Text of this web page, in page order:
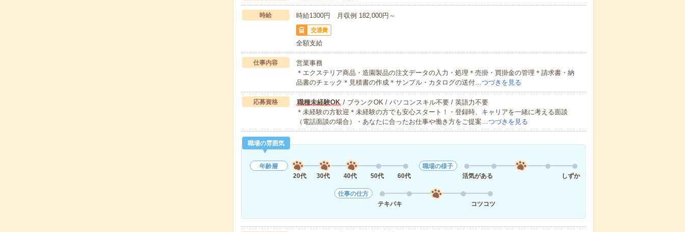
時給 時給1300円 月収例 182,000円～
交通費
全額支給
仕事内容
営業事務
＊エクステリア商品・造園製品の注文データの入力・処理＊売掛・買掛金の管理＊請求書・納
品書のチェック＊見積書の作成＊サンプル・カタログの送付… つづきを見る
応募資格 職種未経験OK / ブランクOK / パソコンスキル不要 / 英語力不要
＊未経験の方歓迎＊未経験の方でも安心スタート！・登録時、キャリアを一緒に考える面談
（電話面談の場合）・あなたに合ったお仕事や働き方をご提案… つづきを見る
職場の雰囲気
年齢層
20代
30代 40代 50代 60代
職場の様子
活気がある
しずか
仕事の仕方
テキパキ
コツコツ